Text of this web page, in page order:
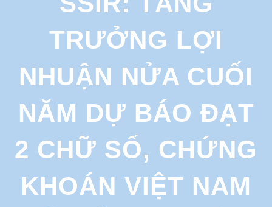
TRƯỞNG LỢI
NHUẬN NỬA CUỐI
NĂM DỰ BÁO ĐẠT
2 CHỮ SỐ, CHỨNG
KHOÁN VIỆT NAM